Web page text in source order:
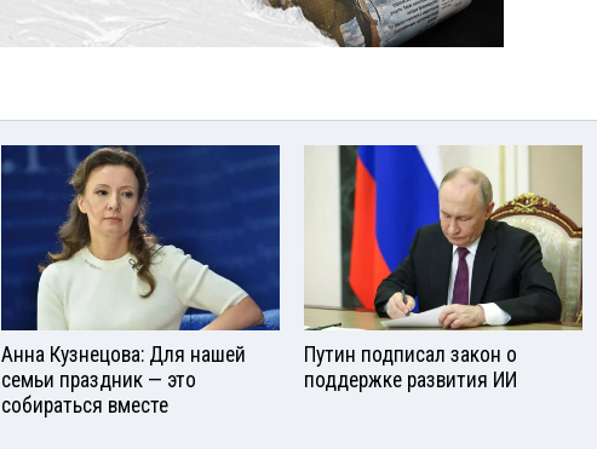
Анна Кузнецова: Для нашей
семьи праздник — это
собираться вместе
Путин подписал закон о
поддержке развития ИИ